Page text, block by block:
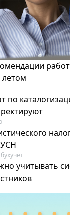
летом
по
учитывать